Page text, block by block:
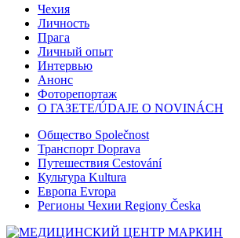
Чехия
Личность
Прага
Личный опыт
Интервью
Анонс
Фоторепортаж
О ГАЗЕТЕ/ÚDAJE O NOVINÁCH
Общество Společnost
Транспорт Doprava
Путешествия Cestování
Культура Kultura
Европа Evropa
Регионы Чехии Regiony Česka